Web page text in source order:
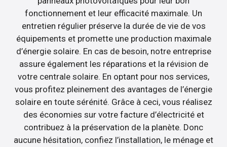
fonctionnement et leur efficacité maximale. Un
entretien régulier préserve la durée de vie de vos
équipements et promette une production maximale
d’énergie solaire. En cas de besoin, notre entreprise
assure également les réparations et la révision de
votre centrale solaire. En optant pour nos services,
vous profitez pleinement des avantages de l’énergie
solaire en toute sérénité. Grâce à ceci, vous réalisez
des économies sur votre facture d’électricité et
contribuez à la préservation de la planète. Donc
aucune hésitation, confiez l’installation, le ménage et